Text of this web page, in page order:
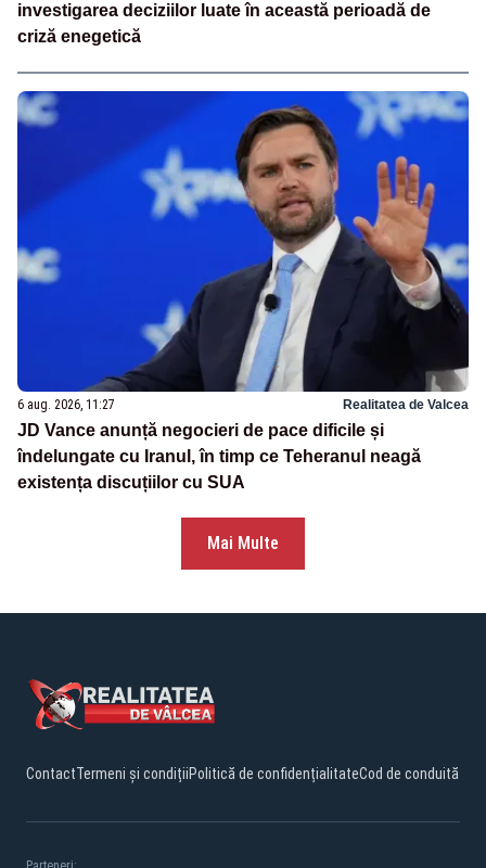
investigarea deciziilor luate în această perioadă de
criză enegetică
6 aug. 2026, 11:27 Realitatea de Valcea
JD Vance anunță negocieri de pace dificile și
îndelungate cu Iranul, în timp ce Teheranul neagă
existența discuțiilor cu SUA
Mai Multe
ContactTermeni și condițiiPolitică de confidențialitateCod de conduită